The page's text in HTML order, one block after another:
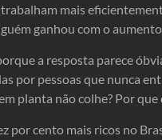
mais
ganhou com o
a resposta parece
por pessoas que nunca
planta não colhe? Por
por cento mais ricos no